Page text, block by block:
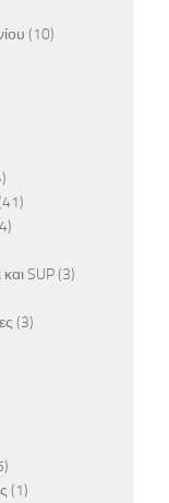
(10)
SUP(3)
(3)
(1)